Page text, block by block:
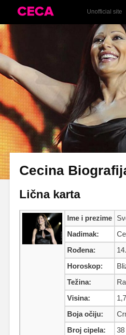
Unofficial site
Cecina
Lična karta
Ime i prezime
Nadimak:
Rođena:
Horoskop:
Težina:
Visina:
Boja očiju:
Broj cipela:
38